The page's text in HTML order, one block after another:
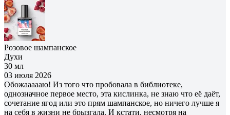
Розовое шампанское
Духи
30 мл
03 июля 2026
Обожаааааю! Из того что пробовала в библиотеке,
однозначное первое место, эта кислинка, не знаю что её даёт,
сочетание ягод или это прям шампанское, но ничего лучше я
на себя в жизни не брызгала. И кстати, несмотря на